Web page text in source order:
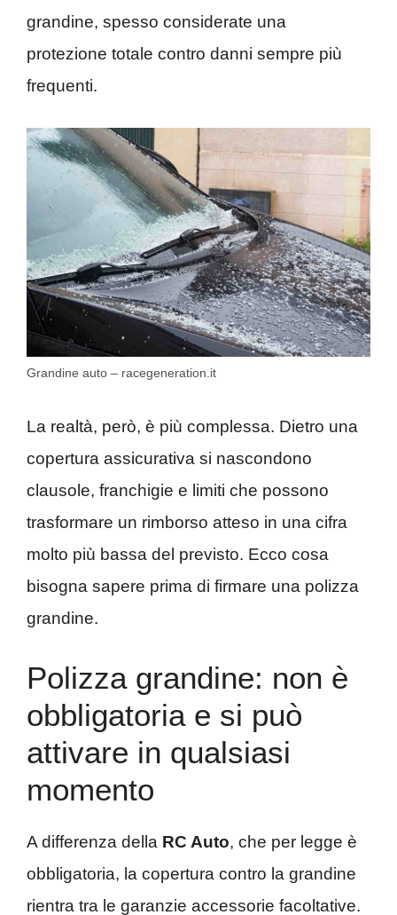
grandine, spesso considerate una
protezione totale contro danni sempre più
frequenti.
Grandine auto – racegeneration.it
La realtà, però, è più complessa. Dietro una
copertura assicurativa si nascondono
clausole, franchigie e limiti che possono
trasformare un rimborso atteso in una cifra
molto più bassa del previsto. Ecco cosa
bisogna sapere prima di firmare una polizza
grandine.
Polizza grandine: non è
obbligatoria e si può
attivare in qualsiasi
momento
A differenza della RC Auto, che per legge è
obbligatoria, la copertura contro la grandine
rientra tra le garanzie accessorie facoltative.